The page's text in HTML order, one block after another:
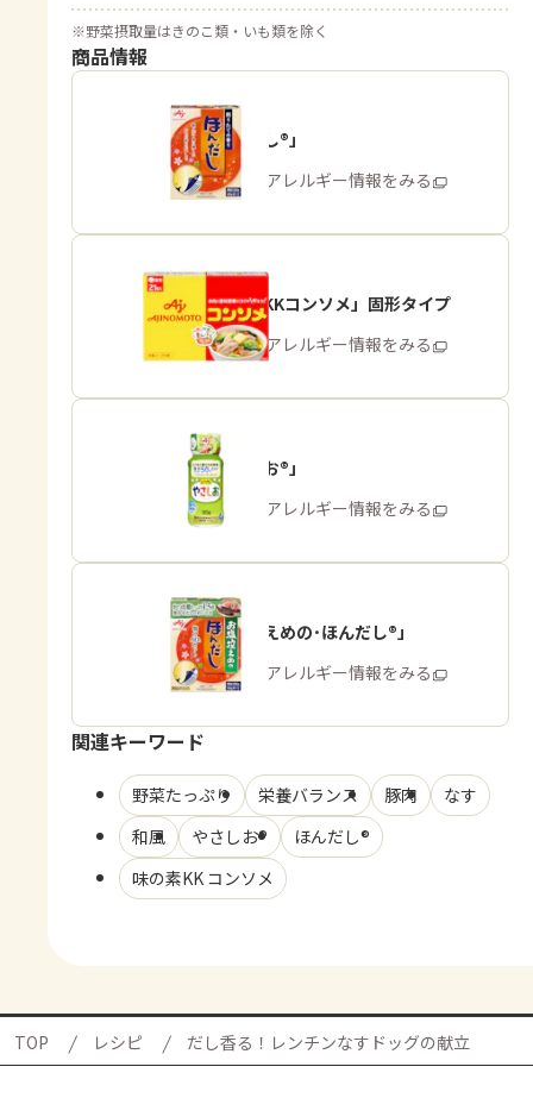
※野菜摂取量はきのこ類・いも類を除く
商品情報
「ほんだし®」
商品・アレルギー情報をみる
「味の素KKコンソメ」固形タイプ
商品・アレルギー情報をみる
「やさしお®」
商品・アレルギー情報をみる
「お塩控えめの･ほんだし®」
商品・アレルギー情報をみる
関連キーワード
野菜たっぷり 栄養バランス 豚肉
なす
和風
やさしお®
ほんだし®
味の素KK コンソメ
TOP レシピ だし香る！レンチンなすドッグの献立